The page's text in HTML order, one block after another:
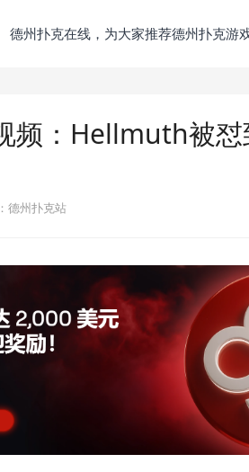
德州扑克在线，为大家推荐德州扑克游
频：Hellmuth被
德州扑克站